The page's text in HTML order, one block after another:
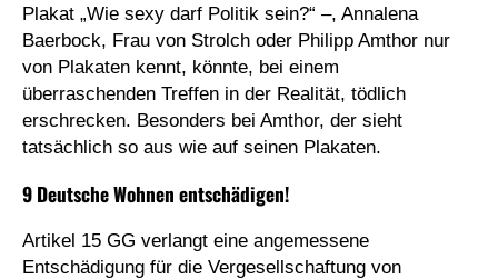
Plakat „Wie sexy darf Politik sein?“ –, Annalena
Baerbock, Frau von Strolch oder Philipp Amthor nur
von Plakaten kennt, könnte, bei einem
überraschenden Treffen in der Realität, tödlich
erschrecken. Besonders bei Amthor, der sieht
tatsächlich so aus wie auf seinen Plakaten.
9 Deutsche Wohnen entschädigen!
Artikel 15 GG verlangt eine angemessene
Entschädigung für die Vergesellschaftung von